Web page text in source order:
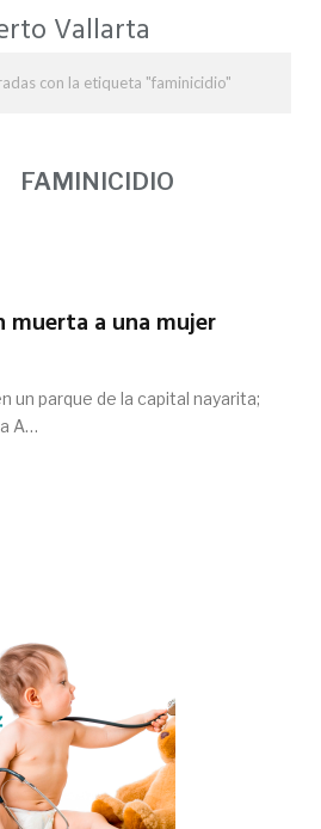
Vallarta
con la etiqueta "faminicidio"
FAMINICIDIO
muerta a una mujer
un parque de la capital nayarita;
A…